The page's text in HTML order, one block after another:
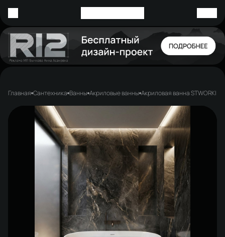
Главная Сантехника Ванны Акриловые ванны Акриловая ванна STWORKI